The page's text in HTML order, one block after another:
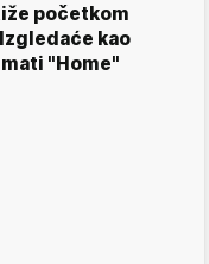
početkom
kao
"Home"